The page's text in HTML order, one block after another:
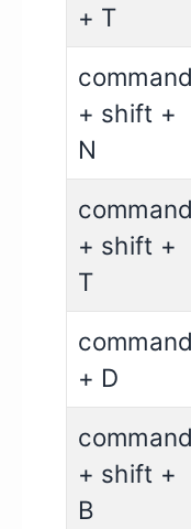
+ T
command
+ shift +
N
command
+ shift +
T
command
+ D
command
+ shift +
B